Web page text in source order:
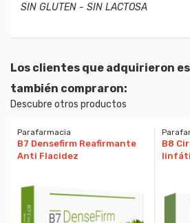
SIN GLUTEN - SIN LACTOSA
Los clientes que adquirieron
también compraron:
Descubre otros productos
Parafarmacia
B7 Densefirm Reafirmante
Anti Flacidez
B8